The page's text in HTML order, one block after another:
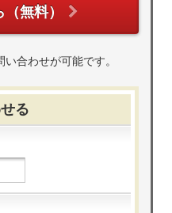
無料）
合わせが可能です。
る